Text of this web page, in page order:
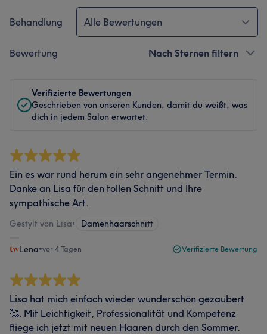
Behandlung Alle Bewertungen
Bewertung Nach Sternen filtern
Verifizierte Bewertungen
Geschrieben von unseren Kunden, damit du weißt, was
dich in jedem Salon erwartet.
Ein es war rund herum ein sehr angenehmer Termin.
Danke an Lisa für den tollen Schnitt und Ihre
sympathische Art.
Gestylt von Lisa• Damenhaarschnitt
Lena•vor 4 Tagen Verifizierte Bewertung
Lisa hat mich einfach wieder wunderschön gezaubert
🥰. Mit Leichtigkeit, Professionalität und Kompetenz
fliege ich jetzt mit neuen Haaren durch den Sommer.